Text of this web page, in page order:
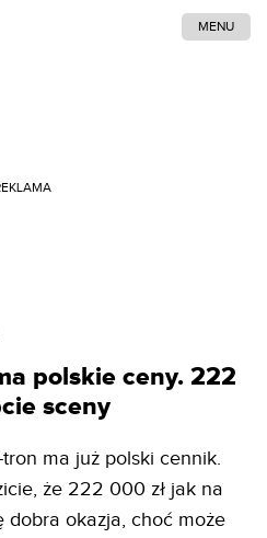
MENU
polskie ceny. 222
sceny
ma już polski cennik.
że 222 000 zł jak na
dobra okazja, choć może